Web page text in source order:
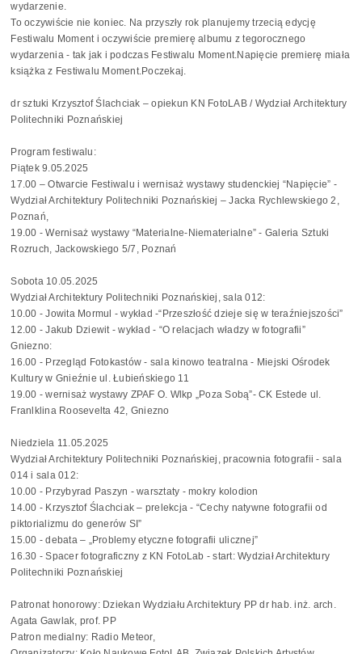
wydarzenie.
To oczywiście nie koniec. Na przyszły rok planujemy trzecią edycję
Festiwalu Moment i oczywiście premierę albumu z tegorocznego
wydarzenia - tak jak i podczas Festiwalu Moment.Napięcie premierę miała
książka z Festiwalu Moment.Poczekaj.
dr sztuki Krzysztof Ślachciak – opiekun KN FotoLAB / Wydział Architektury
Politechniki Poznańskiej
Program festiwalu:
Piątek 9.05.2025
17.00 – Otwarcie Festiwalu i wernisaż wystawy studenckiej “Napięcie” -
Wydział Architektury Politechniki Poznańskiej – Jacka Rychlewskiego 2,
Poznań,
19.00 - Wernisaż wystawy “Materialne-Niematerialne” - Galeria Sztuki
Rozruch, Jackowskiego 5/7, Poznań
Sobota 10.05.2025
Wydział Architektury Politechniki Poznańskiej, sala 012:
10.00 - Jowita Mormul - wykład -“Przeszłość dzieje się w teraźniejszości”
12.00 - Jakub Dziewit - wykład - “O relacjach władzy w fotografii”
Gniezno:
16.00 - Przegląd Fotokastów - sala kinowo teatralna - Miejski Ośrodek
Kultury w Gnieźnie ul. Łubieńskiego 11
19.00 - wernisaż wystawy ZPAF O. Wlkp „Poza Sobą”- CK Estede ul.
Franlklina Roosevelta 42, Gniezno
Niedziela 11.05.2025
Wydział Architektury Politechniki Poznańskiej, pracownia fotografii - sala
014 i sala 012:
10.00 - Przybyrad Paszyn - warsztaty - mokry kolodion
14.00 - Krzysztof Ślachciak – prelekcja - “Cechy natywne fotografii od
piktorializmu do generów SI”
15.00 - debata – „Problemy etyczne fotografii ulicznej”
16.30 - Spacer fotograficzny z KN FotoLab - start: Wydział Architektury
Politechniki Poznańskiej
Patronat honorowy: Dziekan Wydziału Architektury PP dr hab. inż. arch.
Agata Gawlak, prof. PP
Patron medialny: Radio Meteor,